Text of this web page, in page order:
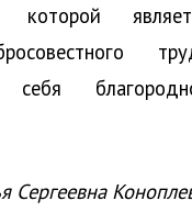
которой
себя
Сергеевна